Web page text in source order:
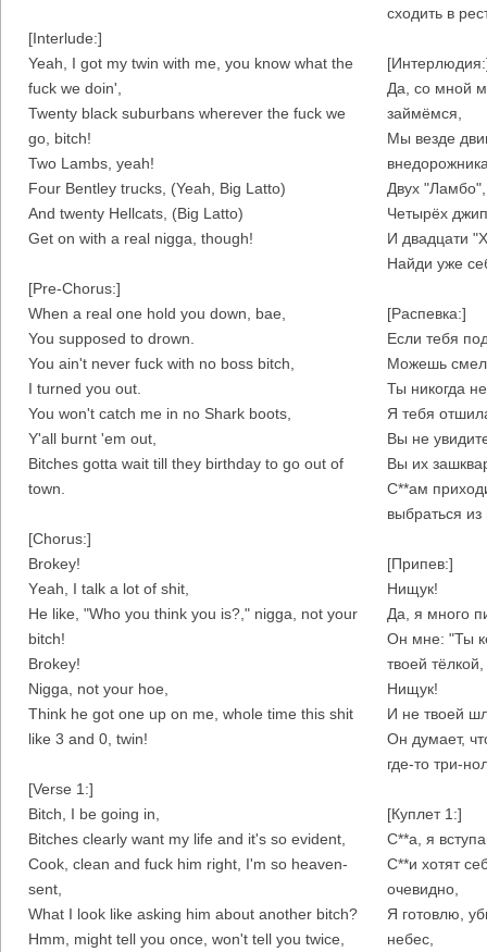
[Interlude:]
Yeah, I got my twin with me, you know what the
fuck we doin',
Twenty black suburbans wherever the fuck we
go, bitch!
Two Lambs, yeah!
Four Bentley trucks, (Yeah, Big Latto)
And twenty Hellcats, (Big Latto)
Get on with a real nigga, though!
[Pre-Chorus:]
When a real one hold you down, bae,
You supposed to drown.
You ain't never fuck with no boss bitch,
I turned you out.
You won't catch me in no Shark boots,
Y'all burnt 'em out,
Bitches gotta wait till they birthday to go out of
town.
[Chorus:]
Brokey!
Yеah, I talk a lot of shit,
He like, "Who you think you is?," nigga, not your
bitch!
Brokey!
Nigga, not your hoe,
Think he got one up on me, whole time this shit
like 3 and 0, twin!
[Verse 1:]
Bitch, I be going in,
Bitches clearly want my life and it's so evident,
Cook, clean and fuck him right, I'm so heaven-
sent,
What I look like asking him about another bitch?
Hmm, might tell you once, won't tell you twice,
сходить в
Да, со мной
займёмся,
Мы везде
Двух
Четырёх
И двадцати
Найди уже
[Распевка:]
Если тебя
Можешь
Ты никогда
Я тебя
Вы не
Вы их
С**ам
выбраться из
[Припев:]
Нищук!
Да, я много
Он мне: "Ты
твоей тёлкой,
Нищук!
И не твоей
Он думает,
где-то три-
[Куплет 1:]
С**а, я
С**и хотят
очевидно,
Я готовлю,
небес,